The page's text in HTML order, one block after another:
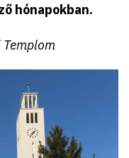
hónapokban.